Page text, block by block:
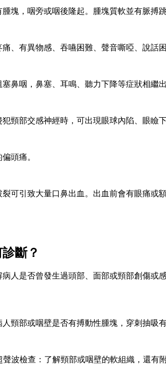
塊，咽旁或咽後隆起。腫塊質軟並有脈搏
、有異物感、吞嚥困難、聲音嘶啞、說話
鼻咽，鼻塞、耳鳴、聽力下降等症狀相繼
犯頸部交感神經時，可出現眼球內陷、眼瞼
頭痛。
可引致大量口鼻出血。出血前會有眼痛或
斷？
人是否曾發生過頭部、面部或頸部創傷或
頸部或咽壁是否有搏動性腫塊，穿刺抽吸
波檢查：了解頸部或咽壁的軟組織，還有